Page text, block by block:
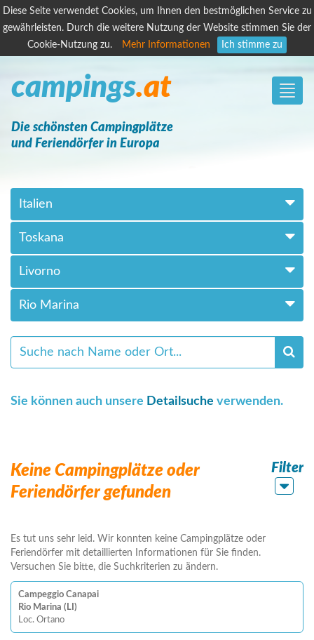
Diese Seite verwendet Cookies, um Ihnen den bestmöglichen Service zu
gewährleisten. Durch die weitere Nutzung der Website stimmen Sie der
Cookie-Nutzung zu.
Mehr Informationen Ich stimme zu
Toggle
campings.at
Die schönsten Campingplätze
und Feriendörfer in Europa
Italien
Toskana
Livorno
Rio Marina
Sie können auch unsere Detailsuche verwenden.
Keine Campingplätze oder
Feriendörfer gefunden
Filter
Es tut uns sehr leid. Wir konnten keine Campingplätze oder
Feriendörfer mit detaillierten Informationen für Sie finden.
Versuchen Sie bitte, die Suchkriterien zu ändern.
Campeggio Canapai
Rio Marina (LI)
Loc. Ortano